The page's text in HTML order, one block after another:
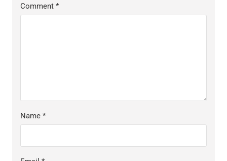
Comment *
Name *